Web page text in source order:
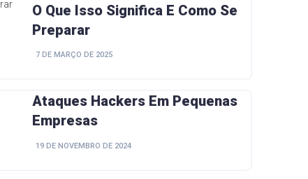
O Que Isso Significa E Como Se
Preparar
7 DE MARÇO DE 2025
Ataques Hackers Em Pequenas
Empresas
19 DE NOVEMBRO DE 2024